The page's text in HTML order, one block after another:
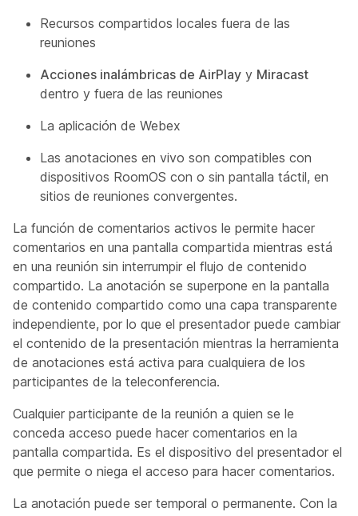
Recursos compartidos locales fuera de las
reuniones
Acciones inalámbricas de AirPlay y Miracast
dentro y fuera de las reuniones
La aplicación de Webex
Las anotaciones en vivo son compatibles con
dispositivos RoomOS con o sin pantalla táctil, en
sitios de reuniones convergentes.
La función de comentarios activos le permite hacer
comentarios en una pantalla compartida mientras está
en una reunión sin interrumpir el flujo de contenido
compartido. La anotación se superpone en la pantalla
de contenido compartido como una capa transparente
independiente, por lo que el presentador puede cambiar
el contenido de la presentación mientras la herramienta
de anotaciones está activa para cualquiera de los
participantes de la teleconferencia.
Cualquier participante de la reunión a quien se le
conceda acceso puede hacer comentarios en la
pantalla compartida. Es el dispositivo del presentador el
que permite o niega el acceso para hacer comentarios.
La anotación puede ser temporal o permanente. Con la